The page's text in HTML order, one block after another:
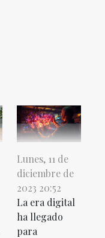
Lunes, 11 de
diciembre de
2023 20:52
La era digital
ha llegado
para